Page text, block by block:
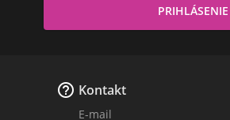
 Kontakt
E-mail